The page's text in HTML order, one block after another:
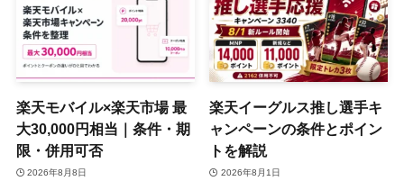
楽天モバイル×楽天市場 最
大30,000円相当｜条件・期
限・併用可否
2026年8月8日
楽天イーグルス推し選手キ
ャンペーンの条件とポイン
トを解説
2026年8月1日